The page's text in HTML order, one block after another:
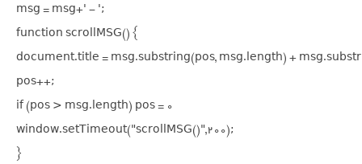
msg = msg+' - ';
function scrollMSG() {
document.title = msg.substring(pos, msg.length) +
pos++;
if (pos > msg.length) pos = 0
window.setTimeout("scrollMSG()",200);
}